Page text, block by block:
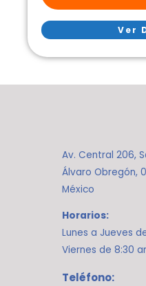
Ver
Av. Central 206,
Álvaro Obregón,
México
Horarios:
Lunes a Jueves
Viernes de 8:30
Teléfono: